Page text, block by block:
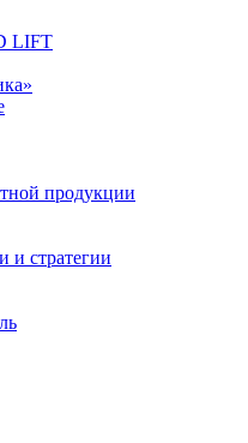
LIFT
продукции
и стратегии